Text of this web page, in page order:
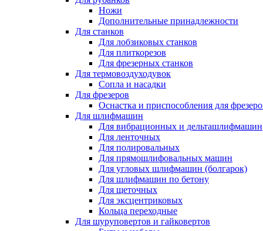
Ножи
Дополнительные принадлежности
Для станков
Для лобзиковых станков
Для плиткорезов
Для фрезерных станков
Для термовоздуходувок
Сопла и насадки
Для фрезеров
Оснастка и приспособления для
Для шлифмашин
Для вибрационных и дельташлифмашин
Для ленточных
Для полировальных
Для прямошлифовальных машин
Для угловых шлифмашин (болгарок)
Для шлифмашин по бетону
Для щеточных
Для эксцентриковых
Кольца переходные
Для шуруповертов и гайковертов